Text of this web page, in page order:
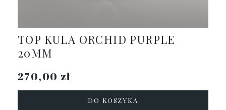
TOP KULA ORCHID PURPLE
20MM
270,00 zł
DO KOSZYKA